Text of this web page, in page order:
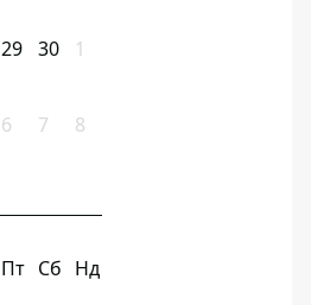
29 30 1
6 7 8
Пт Сб Нд